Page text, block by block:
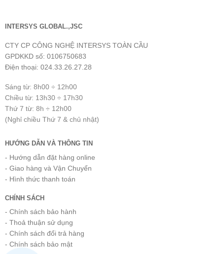
INTERSYS GLOBAL.,JSC
CTY CP CÔNG NGHỆ INTERSYS TOÀN CẦU
GPDKKD số: 0106750683
Điện thoại: 024.33.26.27.28
Sáng từ: 8h00 ÷ 12h00
Chiều từ: 13h30 ÷ 17h30
Thứ 7 từ: 8h ÷ 12h00
(Nghỉ chiều Thứ 7 & chủ nhật)
HƯỚNG DẪN VÀ THÔNG TIN
- Hướng dẫn đặt hàng online
- Giao hàng và Vận Chuyển
- Hình thức thanh toán
CHÍNH SÁCH
- Chính sách bảo hành
- Thoả thuận sử dụng
- Chính sách đổi trả hàng
- Chính sách bảo mật